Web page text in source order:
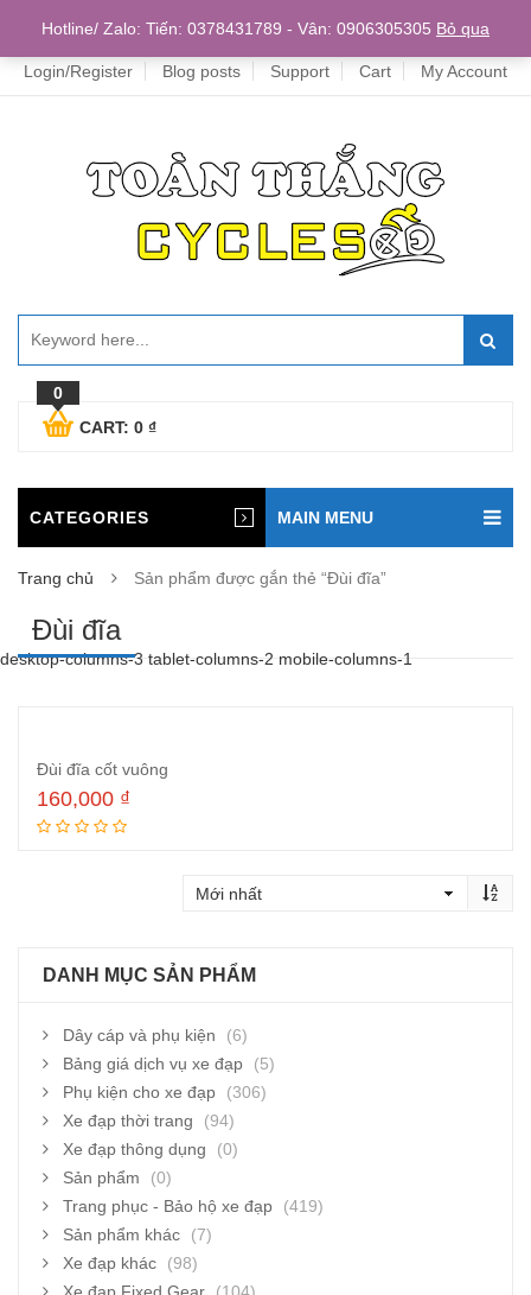
Home
Login/Register Blog posts Support Cart My Account
0
CART: 0 ₫
CATEGORIES MAIN MENU
Trang chủ Sản phẩm được gắn thẻ “Đùi đĩa”
Đùi đĩa
desktop-columns-3 tablet-columns-2 mobile-columns-1
Đùi đĩa cốt vuông
160,000 ₫
DANH MỤC SẢN PHẨM
Dây cáp và phụ kiện
(6)
Bảng giá dịch vụ xe đạp
(5)
Phụ kiện cho xe đạp
(306)
Xe đạp thời trang
(94)
Xe đạp thông dụng
(0)
Sản phẩm
(0)
Trang phục - Bảo hộ xe đạp
(419)
Sản phẩm khác
(7)
Xe đạp khác
(98)
Hotline/ Zalo: Tiến: 0378431789 - Vân: 0906305305 Bỏ qua